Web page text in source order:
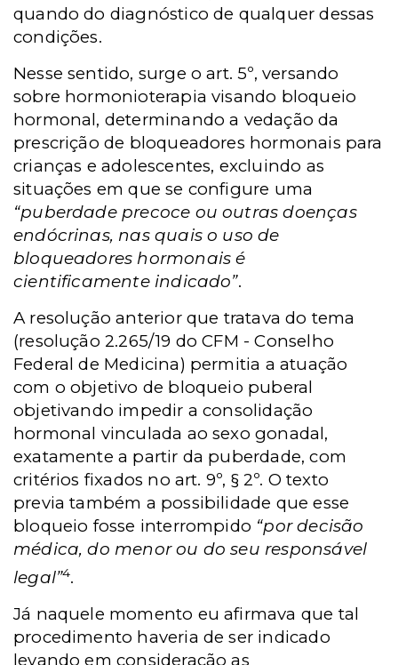
quando do diagnóstico de qualquer dessas
condições.
Nesse sentido, surge o art. 5º, versando
sobre hormonioterapia visando bloqueio
hormonal, determinando a vedação da
prescrição de bloqueadores hormonais para
crianças e adolescentes, excluindo as
situações em que se configure uma
“puberdade precoce ou outras doenças
endócrinas, nas quais o uso de
bloqueadores hormonais é
cientificamente indicado”.
A resolução anterior que tratava do tema
(resolução 2.265/19 do CFM - Conselho
Federal de Medicina) permitia a atuação
com o objetivo de bloqueio puberal
objetivando impedir a consolidação
hormonal vinculada ao sexo gonadal,
exatamente a partir da puberdade, com
critérios fixados no art. 9º, § 2º. O texto
previa também a possibilidade que esse
bloqueio fosse interrompido “por decisão
médica, do menor ou do seu responsável
legal”4.
Já naquele momento eu afirmava que tal
procedimento haveria de ser indicado
levando em consideração as